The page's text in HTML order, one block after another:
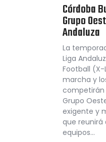
Córdoba
Grupo
Andaluza
La
Liga
Football (X-
marcha y
competirán
Grupo
exigente y
que reunirá
equipos…